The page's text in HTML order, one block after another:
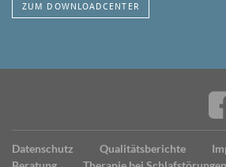
ZUM DOWNLOADCENTER
Datenschutz Qualitätsberichte